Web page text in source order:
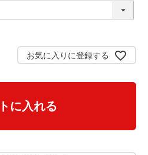
お気に入りに登録する
に入れる